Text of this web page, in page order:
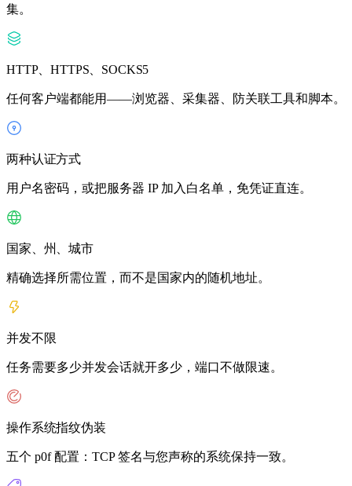
集。
HTTP、HTTPS、SOCKS5
任何客户端都能用——浏览器、采集器、防关联工具和脚本。
两种认证方式
用户名密码，或把服务器 IP 加入白名单，免凭证直连。
国家、州、城市
精确选择所需位置，而不是国家内的随机地址。
并发不限
任务需要多少并发会话就开多少，端口不做限速。
操作系统指纹伪装
五个 p0f 配置：TCP 签名与您声称的系统保持一致。